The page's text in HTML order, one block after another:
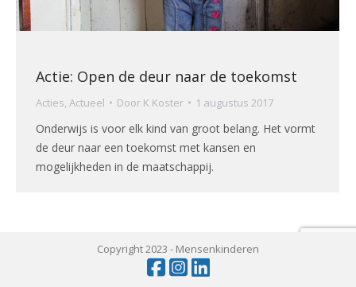
Actie: Open de deur naar de toekomst
Acties, Actueel Door K Koster 1 augustus 2017
Onderwijs is voor elk kind van groot belang. Het vormt
de deur naar een toekomst met kansen en
mogelijkheden in de maatschappij.
Copyright 2023 - Mensenkinderen